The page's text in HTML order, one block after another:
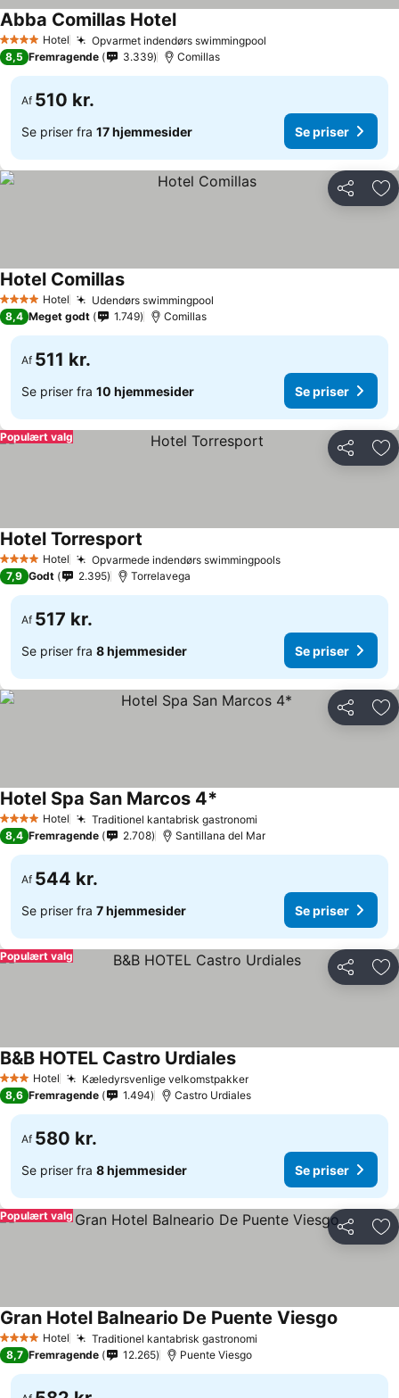
4 StjernerHotel Opvarmet indendørs swimmingpool
Abba Comillas HotelSe priser
8,5 Fremragende 3.339 Comillas
Af 510 kr.
Se priser fra 17 hjemmesider Se priser
Del
4 StjernerHotel Udendørs swimmingpool
Hotel ComillasSe priser
8,4 Meget godt 1.749 Comillas
Af 511 kr.
Se priser fra 10 hjemmesider Se priser
Del
Populært valg
4 StjernerHotel Opvarmede indendørs swimmingpoolsSe priser
Hotel Torresport
7,9 Godt 2.395 Torrelavega
Af 517 kr.
Se priser fra 8 hjemmesider Se priser
Del
4 StjernerHotel Traditionel kantabrisk gastronomi
Hotel Spa San Marcos 4*
8,4 Fremragende 2.708 Santillana del Mar
Af 544 kr.
Se priser fra 7 hjemmesider Se priser
Del
Populært valg
3 StjernerHotel Kæledyrsvenlige velkomstpakkerSe priser
B&B HOTEL Castro UrdialesSe priser
8,6 Fremragende 1.494 Castro Urdiales
Af 580 kr.
Se priser fra 8 hjemmesider Se priser
Del
Populært valg
4 StjernerHotel Traditionel kantabrisk gastronomi
Gran Hotel Balneario De Puente Viesgo
8,7 Fremragende 12.265 Puente Viesgo